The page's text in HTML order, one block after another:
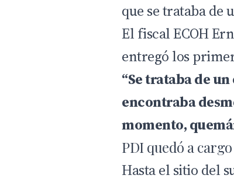
que se trataba de
El fiscal ECOH
entregó los
“Se trataba de
encontraba
momento,
PDI quedó a
Hasta el sitio del